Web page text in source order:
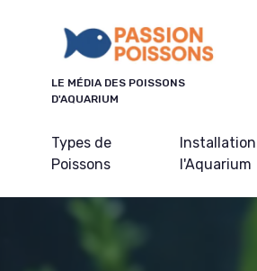
LE MÉDIA DES POISSONS
D'AQUARIUM
Types de
Poissons
l'Aquarium